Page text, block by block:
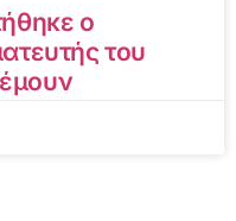
ο
του